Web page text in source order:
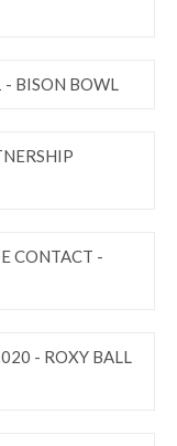
- BISON BOWL
CONTACT -
- ROXY BALL